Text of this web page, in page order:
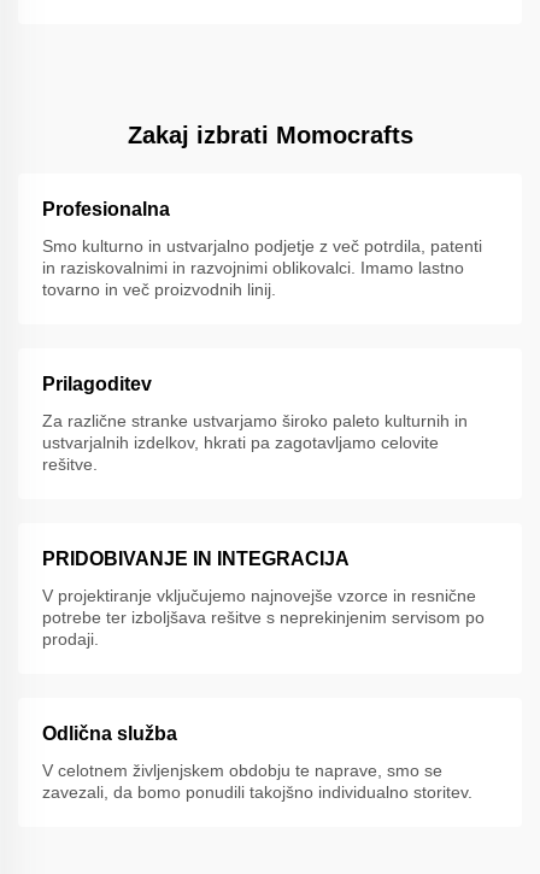
Zakaj izbrati Momocrafts
Profesionalna
Smo kulturno in ustvarjalno podjetje z več potrdila, patenti
in raziskovalnimi in razvojnimi oblikovalci. Imamo lastno
tovarno in več proizvodnih linij.
Prilagoditev
Za različne stranke ustvarjamo široko paleto kulturnih in
ustvarjalnih izdelkov, hkrati pa zagotavljamo celovite
rešitve.
PRIDOBIVANJE IN INTEGRACIJA
V projektiranje vključujemo najnovejše vzorce in resnične
potrebe ter izboljšava rešitve s neprekinjenim servisom po
prodaji.
Odlična služba
V celotnem življenjskem obdobju te naprave, smo se
zavezali, da bomo ponudili takojšno individualno storitev.